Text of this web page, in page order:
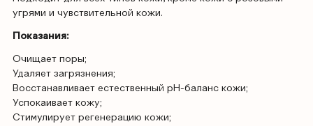
угрями и чувствительной кожи.
Показания:
Очищает поры;
Удаляет загрязнения;
Восстанавливает естественный рН-баланс кожи;
Успокаивает кожу;
Стимулирует регенерацию кожи;